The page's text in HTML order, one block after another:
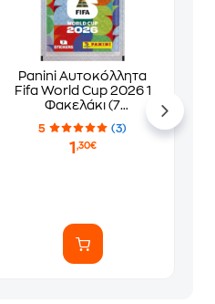
Panini Αυτοκόλλητα
Fifa World Cup 2026 1
Φακελάκι (7
Αυτοκόλλητα)
5 (3)
1 ,30€